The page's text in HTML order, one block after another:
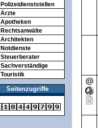
Polizeidienststellen
Ärzte
Apotheken
Rechtsanwälte
Architekten
Notdienste
Steuerberater
Sachverständige
Touristik
Seitenzugriffe